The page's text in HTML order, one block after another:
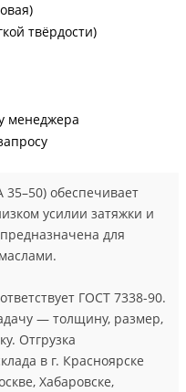
твёрдости)
менеджера
обеспечивает
усилии затяжки и
для
ГОСТ 7338-90.
— толщину, размер,
Отгрузка
в г. Красноярске
Хабаровске,